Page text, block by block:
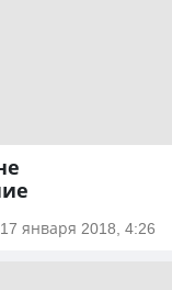
17 января 2018, 4:26